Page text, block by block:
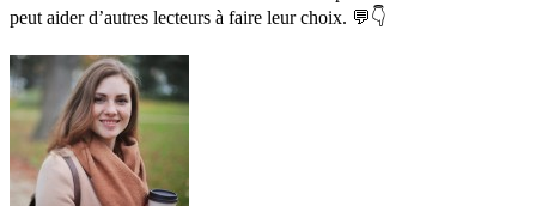
peut aider d’autres lecteurs à faire leur choix. 💬👇